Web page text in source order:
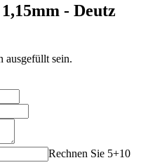
- Deutz
ausgefüllt sein.
Rechnen Sie 5+10